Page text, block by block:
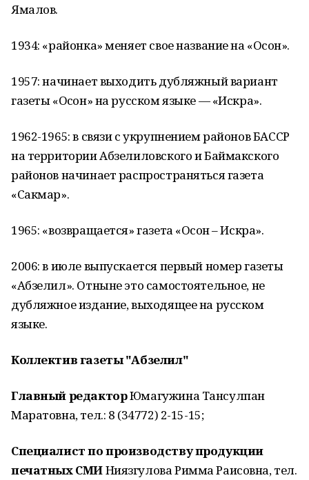
Ямалов.
1934: «районка» меняет свое название на «Осҡон».
1957: начинает выходить дубляжный вариант
газеты «Осҡон» на русском языке — «Искра».
1962-1965: в связи с укрупнением районов БАССР
на территории Абзелиловского и Баймакского
районов начинает распространяться газета
«Сакмар».
1965: «возвращается» газета «Осҡон – Искра».
2006: в июле выпускается первый номер газеты
«Абзелил». Отныне это самостоятельное, не
дубляжное издание, выходящее на русском
языке.
Коллектив газеты "Абзелил"
Главный редакторЮмагужина Тансулпан
Маратовна, тел.: 8 (34772) 2-15-15;
Специалист по производству продукции
печатных СМИНиязгулова Римма Раисовна, тел.